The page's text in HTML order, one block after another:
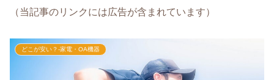
（当記事のリンクには広告が含まれています）
どこが安い？-家電・OA機器